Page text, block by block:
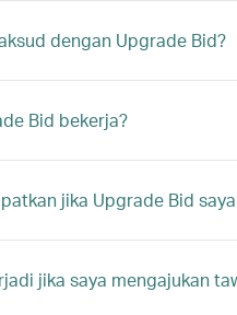
dengan Upgrade Bid?
Bid bekerja?
jika Upgrade Bid
jika saya mengajukan